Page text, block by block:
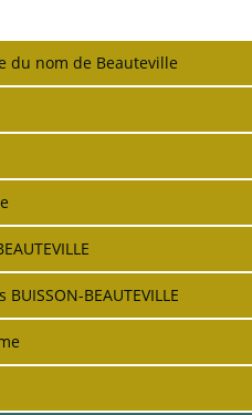
du nom de Beauteville
BEAUTEVILLE